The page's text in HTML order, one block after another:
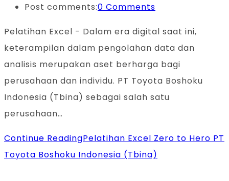
Post comments:0 Comments
Pelatihan Excel - Dalam era digital saat ini,
keterampilan dalam pengolahan data dan
analisis merupakan aset berharga bagi
perusahaan dan individu. PT Toyota Boshoku
Indonesia (Tbina) sebagai salah satu
perusahaan…
Continue ReadingPelatihan Excel Zero to Hero PT
Toyota Boshoku Indonesia (Tbina)